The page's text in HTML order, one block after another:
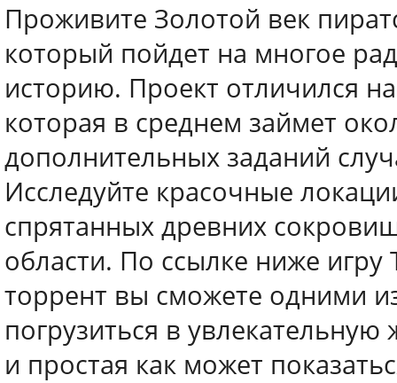
Проживите Золотой век
который пойдет на многое
историю. Проект отличился
которая в среднем займет
дополнительных заданий
Исследуйте красочные
спрятанных древних
области. По ссылке ниже игру
торрент вы сможете одними
погрузиться в
и простая как может